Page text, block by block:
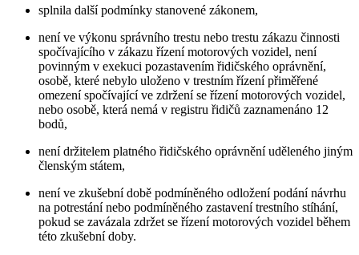
splnila další podmínky stanovené zákonem,
není ve výkonu správního trestu nebo trestu zákazu činnosti
spočívajícího v zákazu řízení motorových vozidel, není
povinným v exekuci pozastavením řidičského oprávnění,
osobě, které nebylo uloženo v trestním řízení přiměřené
omezení spočívající ve zdržení se řízení motorových vozidel,
nebo osobě, která nemá v registru řidičů zaznamenáno 12
bodů,
není držitelem platného řidičského oprávnění uděleného jiným
členským státem,
není ve zkušební době podmíněného odložení podání návrhu
na potrestání nebo podmíněného zastavení trestního stíhání,
pokud se zavázala zdržet se řízení motorových vozidel během
této zkušební doby.